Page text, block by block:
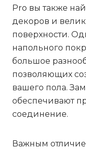
Pro вы также
декоров и
поверхности.
напольного
большое
позволяющих
вашего пола.
обеспечивают
соединение.
Важным